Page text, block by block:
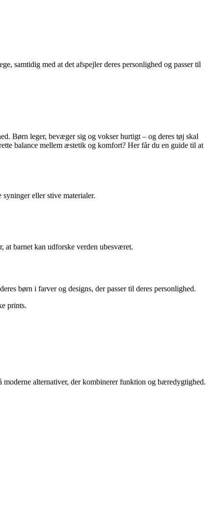
samtidig med at det afspejler deres personlighed og passer til
Børn leger, bevæger sig og vokser hurtigt – og deres tøj skal
balance mellem æstetik og komfort? Her får du en guide til at
eller stive materialer.
at barnet kan udforske verden ubesværet.
børn i farver og designs, der passer til deres personlighed.
prints.
alternativer, der kombinerer funktion og bæredygtighed.